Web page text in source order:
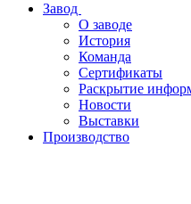
Завод
О заводе
История
Команда
Сертификаты
Раскрытие
Новости
Выставки
Производство